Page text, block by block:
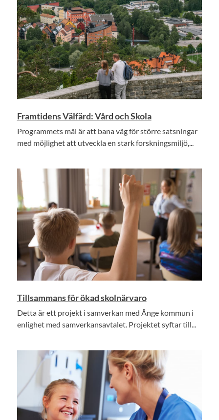
Framtidens Välfärd: Vård och Skola
Programmets mål är att bana väg för större satsningar
med möjlighet att utveckla en stark forskningsmiljö,...
Tillsammans för ökad skolnärvaro
Detta är ett projekt i samverkan med Ånge kommun i
enlighet med samverkansavtalet. Projektet syftar till...